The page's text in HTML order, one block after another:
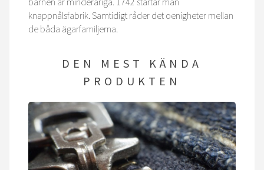
knappnålsfabrik. Samtidigt råder det oenigheter mellan
de båda ägarfamiljerna.
DEN MEST KÄNDA
PRODUKTEN